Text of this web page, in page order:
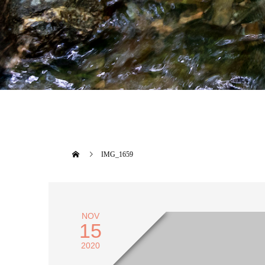
IMG_1659
NOV
15
2020